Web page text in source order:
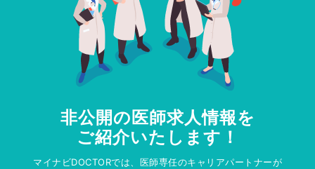
非公開の医師求人情報を
ご紹介いたします！
マイナビDOCTORでは、医師専任のキャリアパートナーが